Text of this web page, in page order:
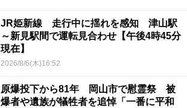
JR姫新線 走行中に揺れを感知 津山駅
～新見駅間で運転見合わせ【午後4時45分
現在】
2026/8/6(木)16:52
原爆投下から81年 岡山市で慰霊祭 被
爆者や遺族が犠牲者を追悼「一番に平和